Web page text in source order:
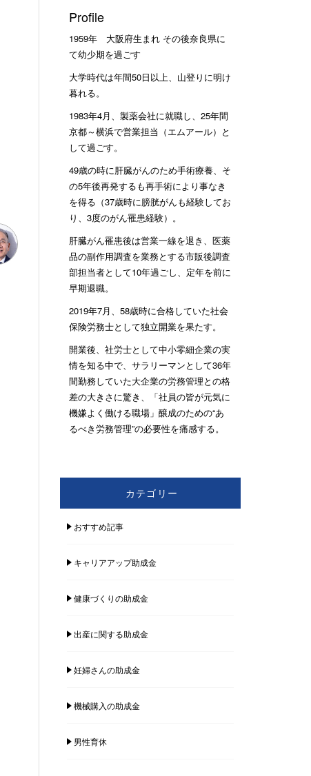
Profile
1959年 大阪府生まれ その後奈良県に
て幼少期を過ごす
大学時代は年間50日以上、山登りに明け
暮れる。
1983年4月、製薬会社に就職し、25年間
京都～横浜で営業担当（エムアール）と
して過ごす。
49歳の時に肝臓がんのため手術療養、そ
の5年後再発するも再手術により事なき
を得る（37歳時に膀胱がんも経験してお
り、3度のがん罹患経験）。
肝臓がん罹患後は営業一線を退き、医薬
品の副作用調査を業務とする市販後調査
部担当者として10年過ごし、定年を前に
早期退職。
2019年7月、58歳時に合格していた社会
保険労務士として独立開業を果たす。
開業後、社労士として中小零細企業の実
情を知る中で、サラリーマンとして36年
間勤務していた大企業の労務管理との格
差の大きさに驚き、「社員の皆が元気に
機嫌よく働ける職場」醸成のための“あ
るべき労務管理”の必要性を痛感する。
カテゴリー
おすすめ記事
キャリアアップ助成金
健康づくりの助成金
出産に関する助成金
妊婦さんの助成金
機械購入の助成金
男性育休